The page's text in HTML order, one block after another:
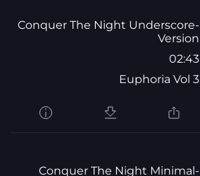
Conquer The Night Underscore-
Version
02:43
Euphoria Vol 3
Conquer The Night Minimal-